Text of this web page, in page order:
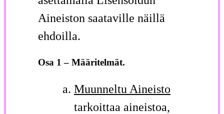
Aineiston saataville näillä
ehdoilla.
Osa 1 – Määritelmät.
Muunneltu Aineisto
tarkoittaa aineistoa,